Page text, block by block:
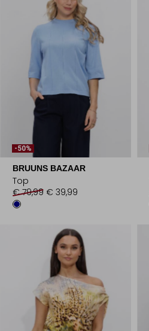
-50%
BRUUNS BAZAAR
Top
€ 79,99 € 39,99